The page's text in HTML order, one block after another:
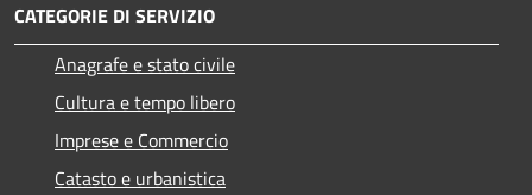
CATEGORIE DI SERVIZIO
Anagrafe e stato civile
Cultura e tempo libero
Imprese e Commercio
Catasto e urbanistica